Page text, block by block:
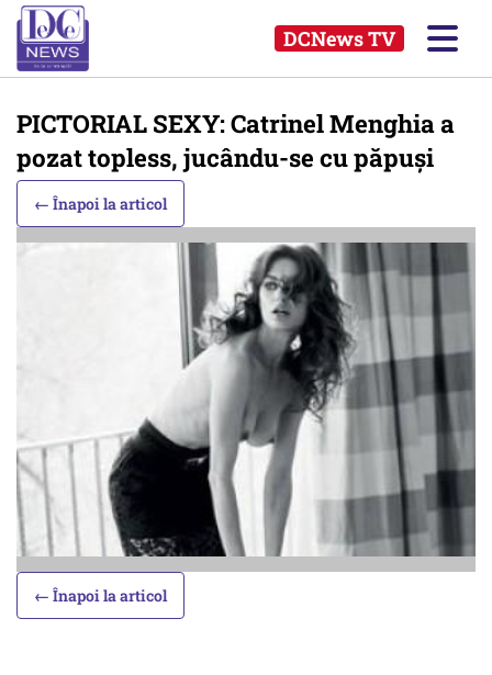
DCNews TV
PICTORIAL SEXY: Catrinel Menghia a
pozat topless, jucându-se cu păpuşi
← Înapoi la articol
← Înapoi la articol